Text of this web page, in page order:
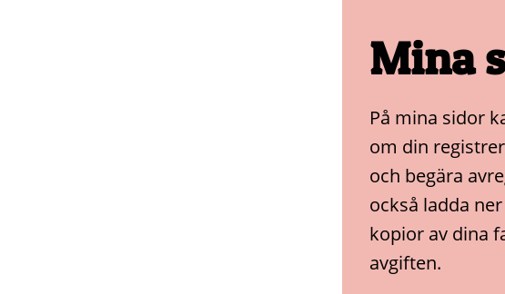
Mina
På mina sidor
om din
och begära
också ladda
kopior av dina
avgiften.